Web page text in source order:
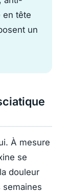
en tête
un
À mesure
se
douleur
semaines